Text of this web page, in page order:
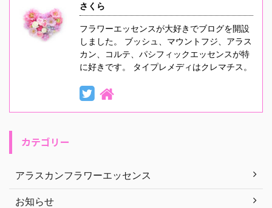
さくら
フラワーエッセンスが大好きでブログを開設
しました。 ブッシュ、マウントフジ、アラス
カン、コルテ、パシフィックエッセンスが特
に好きです。 タイプレメディはクレマチス。
カテゴリー
アラスカンフラワーエッセンス
お知らせ